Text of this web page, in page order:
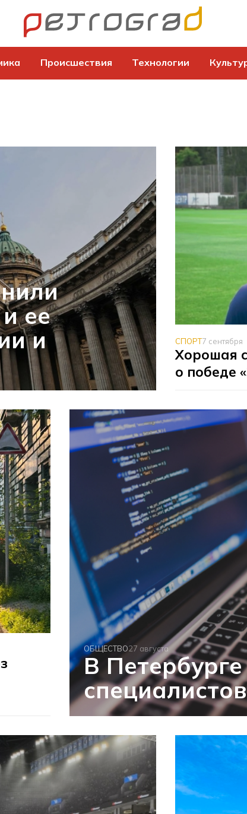
Происшествия Технологии
ее
и
СПОРТ7 сентября
Хорошая
о победе
ОБЩЕСТВО27 августа
В